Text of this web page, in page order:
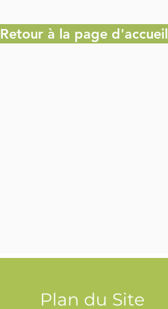
Retour à la page d'accueil
Plan du Site